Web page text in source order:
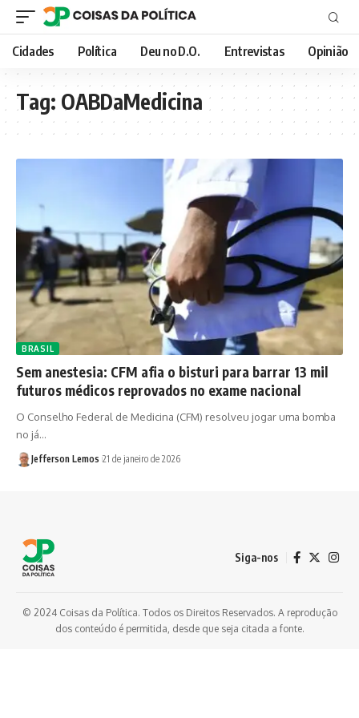
Cidades Política Deu no D.O. Entrevistas Opinião
Tag: OABDaMedicina
BRASIL
Sem anestesia: CFM afia o bisturi para barrar 13 mil
futuros médicos reprovados no exame nacional
O Conselho Federal de Medicina (CFM) resolveu jogar uma bomba
no já…
Jefferson Lemos 21 de janeiro de 2026
Siga-nos
© 2024 Coisas da Política. Todos os Direitos Reservados. A reprodução
dos conteúdo é permitida, desde que seja citada a fonte.